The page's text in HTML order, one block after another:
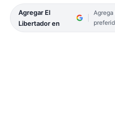
Agregar El
Libertador en
Agrega